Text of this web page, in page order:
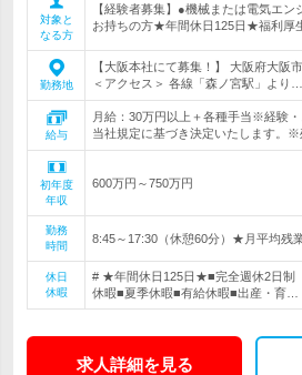
対象と
なる方
【経験者募集】●機械または電気エ
お持ちの方★年間休日125日★福利厚
勤務地
【大阪本社にて募集！】 大阪府大阪
＜アクセス＞ 各線「森ノ宮駅」より…
給与
月給：30万円以上＋各種手当※経験・
当社規定に基づき決定いたします。
初年度
年収
600万円～750万円
勤務
時間
8:45～17:30（休憩60分）★月平均残
休日
休暇
# ★年間休日125日★■完全週休2日制
休暇■夏季休暇■有給休暇■出産・育…
求人詳細を見る